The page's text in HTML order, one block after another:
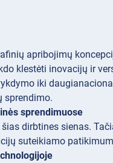
apribojimų
klestėti inovacijų ir
iki
sprendimo.
sprendimuose
dirbtines sienas.
suteikiamo